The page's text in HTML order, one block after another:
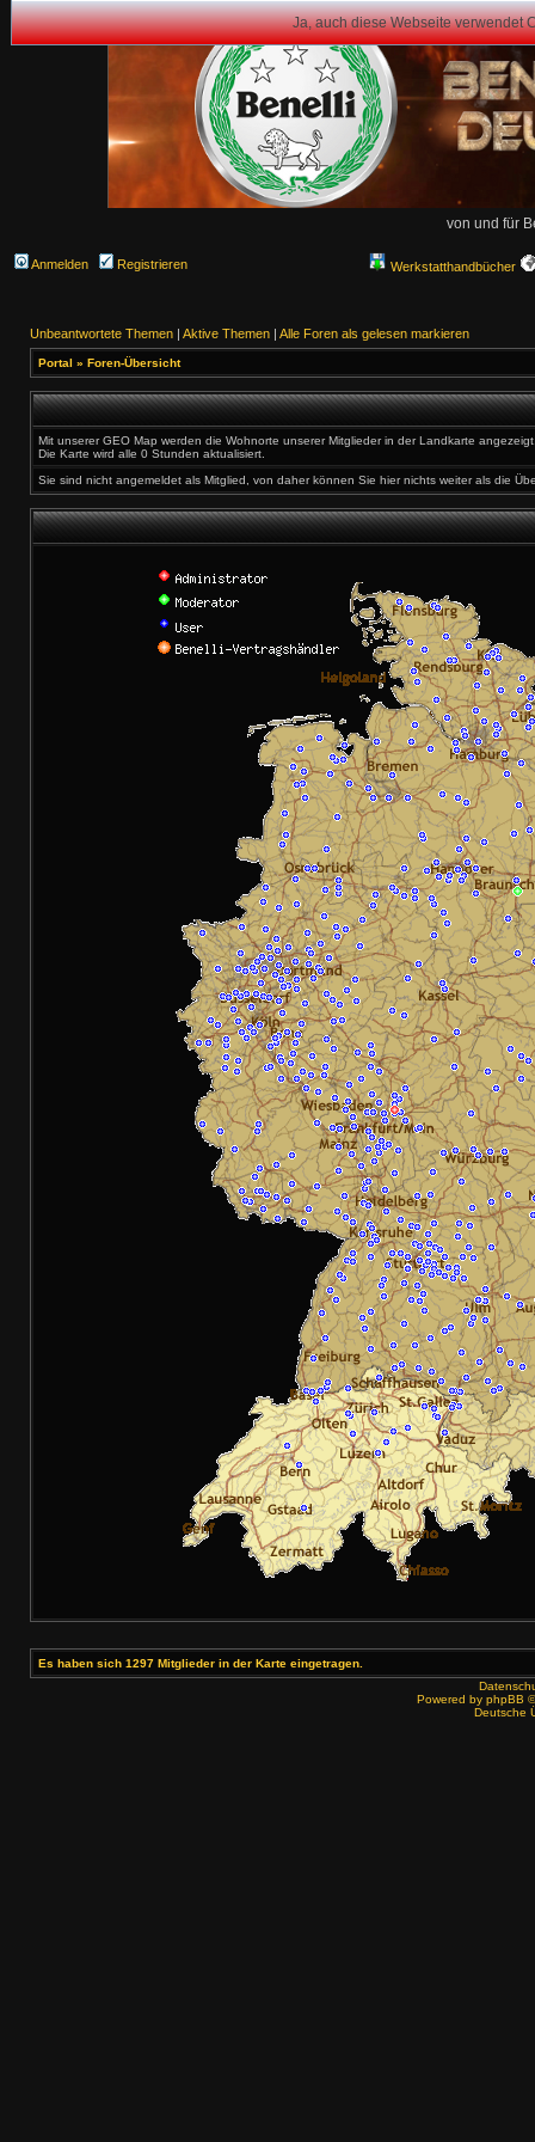
Ja, auch diese Webseite verwendet
von und für
Anmelden Registrieren Werkstatthandbücher
Unbeantwortete Themen | Aktive Themen | Alle Foren als gelesen markieren
Portal » Foren-Übersicht
Mit unserer GEO Map werden die Wohnorte unserer Mitglieder in der Landkarte
Die Karte wird alle 0 Stunden aktualisiert.
Sie sind nicht angemeldet als Mitglied, von daher können Sie hier nichts weiter als die
Es haben sich 1297 Mitglieder in der Karte eingetragen.
Powered by phpBB
Deutsche